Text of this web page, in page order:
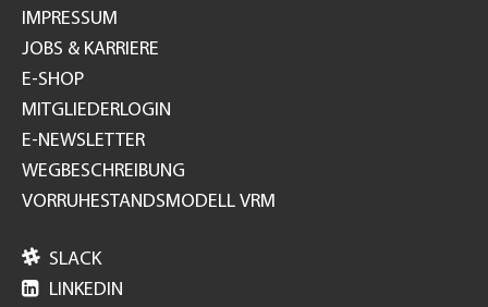
IMPRESSUM
JOBS & KARRIERE
E-SHOP
MITGLIEDERLOGIN
E-NEWSLETTER
WEGBESCHREIBUNG
VORRUHESTANDSMODELL VRM
 SLACK
 LINKEDIN